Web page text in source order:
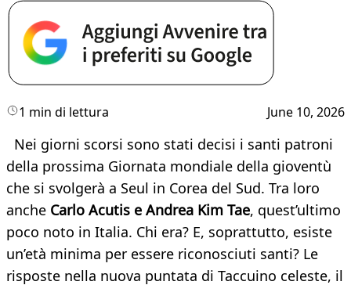
1 min di lettura June 10, 2026
Nei giorni scorsi sono stati decisi i santi patroni
della prossima Giornata mondiale della gioventù
che si svolgerà a Seul in Corea del Sud. Tra loro
anche Carlo Acutis e Andrea Kim Tae, quest’ultimo
poco noto in Italia. Chi era? E, soprattutto, esiste
un’età minima per essere riconosciuti santi? Le
risposte nella nuova puntata di Taccuino celeste, il